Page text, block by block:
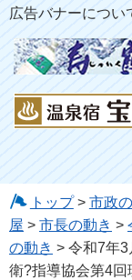
広告バナーについ
トップ> 市政
屋 > 市長の動き >
の動き > 令和7年
衛?指導協会第4回